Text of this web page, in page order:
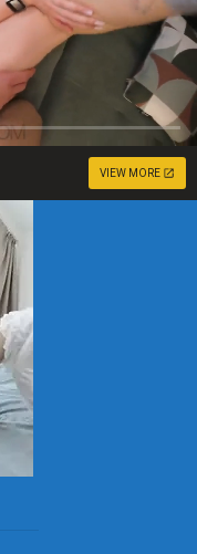
VIEW MORE